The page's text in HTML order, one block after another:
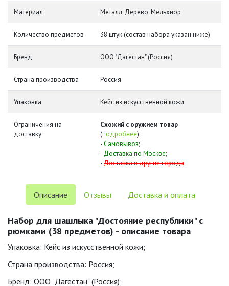
Материал Металл, Дерево, Мельхиор
Количество предметов 38 штук (состав набора указан ниже)
Бренд ООО "Дагестан" (Россия)
Страна производства Россия
Упаковка Кейс из искусственной кожи
Ограничения на
доставку
Схожий с оружием товар
(подробнее):
-Самовывоз;
- Доставка по Москве;
-Доставка в другие города.
Описание Отзывы Доставка и оплата
Набор для шашлыка "Достояние республики" с
рюмками (38 предметов) - описание товара
Упаковка: Кейс из искусственной кожи;
Страна производства: Россия;
Бренд: ООО "Дагестан" (Россия);